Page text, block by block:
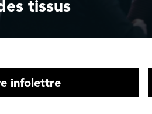
tissus
infolettre